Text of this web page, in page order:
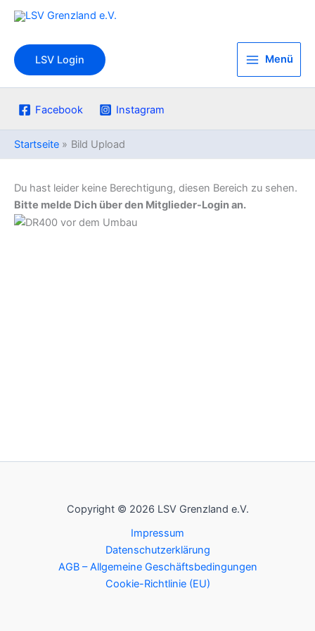
Zum
Inhalt
springen
LSV Login
Menü
Facebook Instagram
Startseite Bild Upload
Du hast leider keine Berechtigung, diesen Bereich zu sehen.
Bitte melde Dich über den Mitglieder-Login an.
Copyright © 2026 LSV Grenzland e.V.
Impressum
Datenschutzerklärung
AGB – Allgemeine Geschäftsbedingungen
Cookie-Richtlinie (EU)